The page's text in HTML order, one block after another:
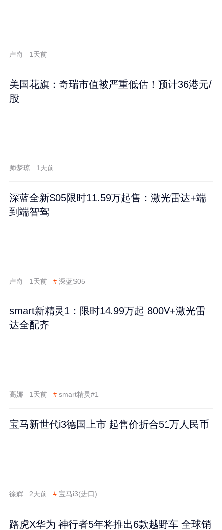
卢奇 1天前
美国花旗：奇瑞市值被严重低估！预计36港元/
股
师梦琼 1天前
深蓝全新S05限时11.59万起售：激光雷达+端
到端智驾
卢奇 1天前 # 深蓝S05
smart新精灵1：限时14.99万起 800V+激光雷
达全配齐
高娜 1天前 # smart精灵#1
宝马新世代i3德国上市 起售价折合51万人民币
徐辉 2天前 # 宝马i3(进口)
路虎X华为 神行者5年将推出6款越野车 全球销